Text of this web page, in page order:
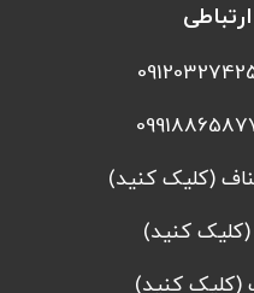
(کلیک کنید)
کنید)
(کلیک کنید)